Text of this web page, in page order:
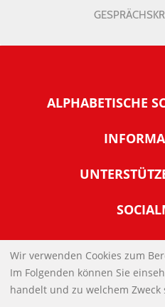
ALPHABETISCHE
Warum
Tipps zur Nutzung
Banner und E-
Werden Sie
Spenden
Wir verwenden Cookies zum
Im Folgenden können Sie
handelt und zu welchem